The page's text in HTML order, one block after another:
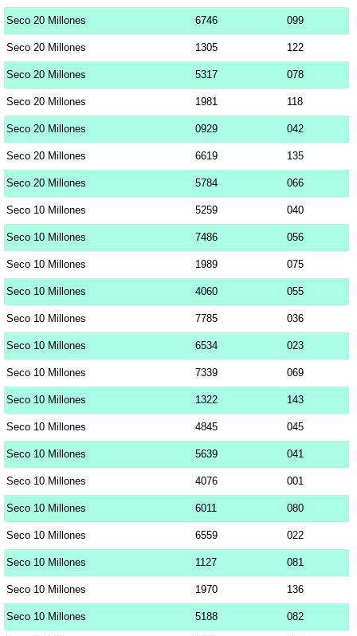
Seco 20 Millones 6746 099
Seco 20 Millones 1305 122
Seco 20 Millones 5317 078
Seco 20 Millones 1981 118
Seco 20 Millones 0929 042
Seco 20 Millones 6619 135
Seco 20 Millones 5784 066
Seco 10 Millones 5259 040
Seco 10 Millones 7486 056
Seco 10 Millones 1989 075
Seco 10 Millones 4060 055
Seco 10 Millones 7785 036
Seco 10 Millones 6534 023
Seco 10 Millones 7339 069
Seco 10 Millones 1322 143
Seco 10 Millones 4845 045
Seco 10 Millones 5639 041
Seco 10 Millones 4076 001
Seco 10 Millones 6011 080
Seco 10 Millones 6559 022
Seco 10 Millones 1127 081
Seco 10 Millones 1970 136
Seco 10 Millones 5188 082